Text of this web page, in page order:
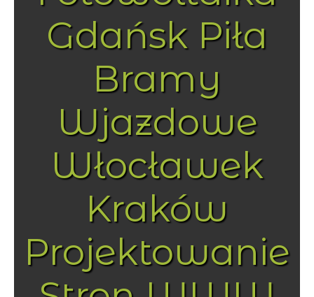
Gdańsk Piła
Bramy
Wjazdowe
Włocławek
Kraków
Projektowanie